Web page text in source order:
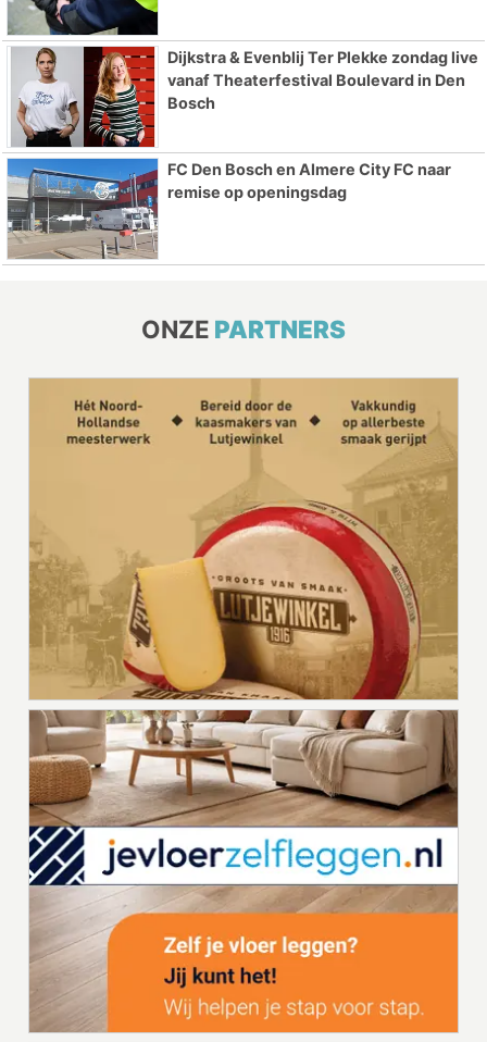
Dijkstra & Evenblij Ter Plekke zondag live
vanaf Theaterfestival Boulevard in Den
Bosch
FC Den Bosch en Almere City FC naar
remise op openingsdag
ONZE PARTNERS